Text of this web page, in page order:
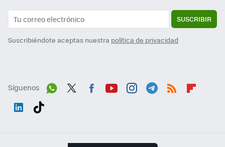
SUSCRIBIR
Suscribiéndote aceptas nuestra política de privacidad
Síguenos